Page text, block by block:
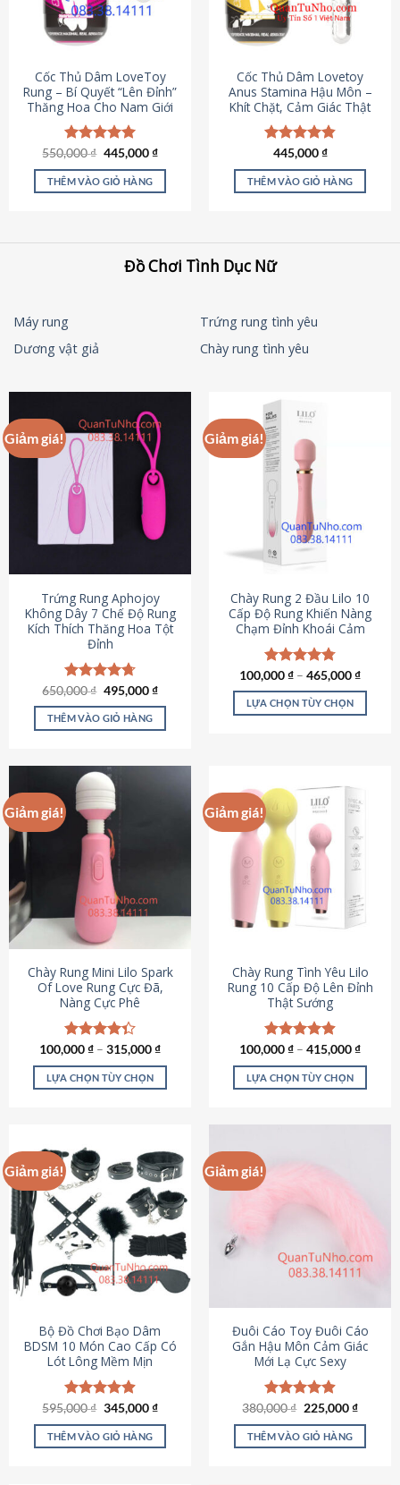
Cốc Thủ Dâm LoveToy
Rung – Bí Quyết “Lên Đỉnh”
Thăng Hoa Cho Nam Giới
Được xếp
hạng5.00
5 sao
550,000₫ Giá
là:
550,000 ₫.
445,000₫Giá
tại
THÊM VÀO GIỎ HÀNG
Cốc Thủ Dâm Lovetoy
Anus Stamina Hậu Môn –
Khít Chặt, Cảm Giác Thật
Được xếp
hạng4.84
5 sao
445,000₫
THÊM VÀO GIỎ HÀNG
Đồ Chơi Tình Dục Nữ
Máy rung
Trứng rung tình yêu
Dương vật giả
Chày rung tình yêu
Giảm giá!
Trứng Rung Aphojoy
Không Dây 7 Chế Độ Rung
Kích Thích Thăng Hoa Tột
Đỉnh
Được xếp
hạng4.72
5 sao
650,000₫ Giá
là:
650,000 ₫.
495,000₫Giá
tại
495,000 ₫.
THÊM VÀO GIỎ HÀNG
Giảm giá!
Chày Rung 2 Đầu Lilo 10
Cấp Độ Rung Khiến Nàng
Chạm Đỉnh Khoái Cảm
Được xếp
hạng4.80
5 sao
100,000₫ – 465,000₫
LỰA CHỌN TÙY CHỌN
nhiều
biến
thể.
Các
chọn
thể
chọn
trên
trang
sản
phẩm
Giảm giá!
Chày Rung Mini Lilo Spark
Of Love Rung Cực Đã,
Nàng Cực Phê
Được xếp
hạng4.33
5 sao
100,000₫ – 315,000₫
LỰA CHỌN TÙY CHỌN
có
nhiều
biến
thể.
Các
tùy
chọn
có
chọn
trên
trang
sản
phẩm
Giảm giá!
Chày Rung Tình Yêu Lilo
Rung 10 Cấp Độ Lên Đỉnh
Thật Sướng
Được xếp
hạng4.94
5 sao
100,000₫ – 415,000₫
LỰA CHỌN TÙY CHỌN
biến
thể.
chọn
chọn
trên
trang
sản
phẩm
Giảm giá!
Bộ Đồ Chơi Bạo Dâm
BDSM 10 Món Cao Cấp Có
Lót Lông Mềm Mịn
Được xếp
hạng4.88
5 sao
595,000₫ Giá
là:
595,000 ₫.
345,000₫Giá
tại
THÊM VÀO GIỎ HÀNG
Giảm giá!
Đuôi Cáo Toy Đuôi Cáo
Gắn Hậu Môn Cảm Giác
Mới Lạ Cực Sexy
Được xếp
hạng4.88
5 sao
380,000₫ Giá
là:
380,000 ₫.
225,000₫Giá
tại
THÊM VÀO GIỎ HÀNG